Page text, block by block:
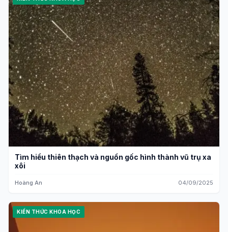
Tìm hiểu thiên thạch và nguồn gốc hình thành vũ trụ xa
xôi
Hoàng An 04/09/2025
KIẾN THỨC KHOA HỌC